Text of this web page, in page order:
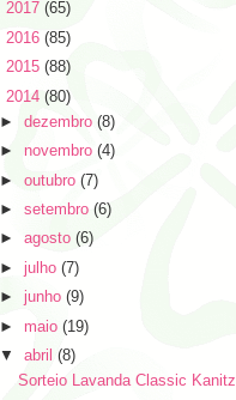
2017 (65)
2016 (85)
2015 (88)
2014 (80)
►dezembro(8)
► novembro(4)
►outubro(7)
►setembro(6)
►agosto(6)
► julho(7)
►junho(9)
► maio(19)
▼abril(8)
Sorteio Lavanda Classic Kanitz